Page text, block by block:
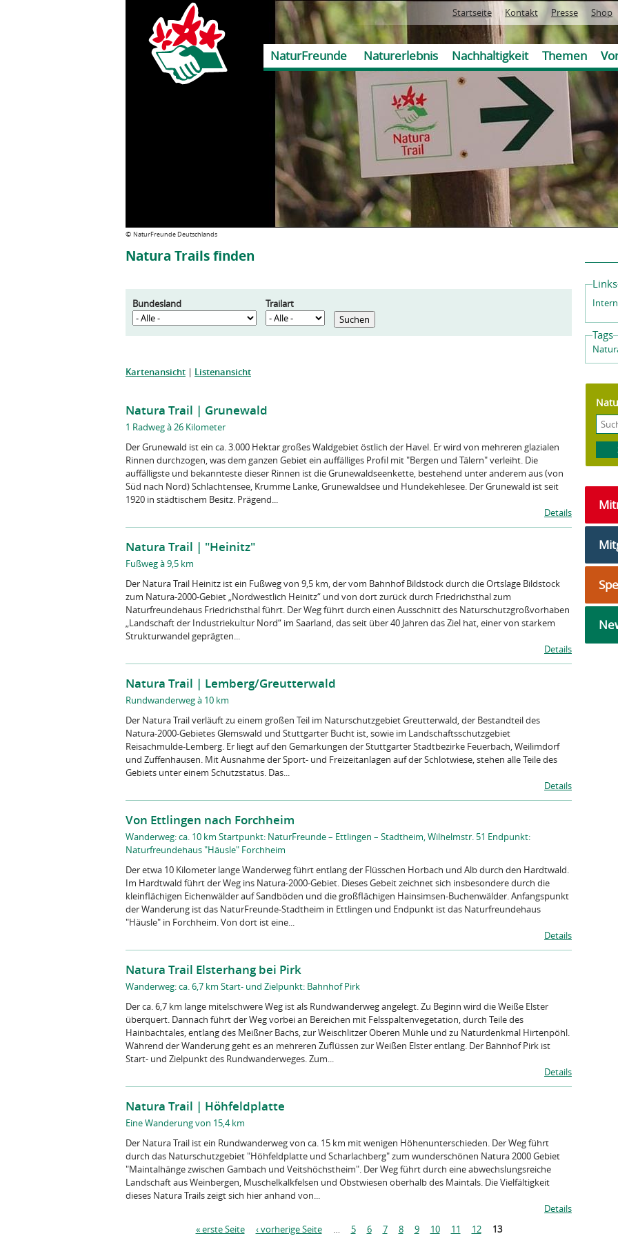
Jump to navigation
© NaturFreunde Deutschlands
Startseite Kontakt Presse Shop
NaturFreunde Naturerlebnis Nachhaltigkeit Themen
Natura Trails finden
Bundesland Trailart
Kartenansicht | Listenansicht
Natura Trail | Grunewald
1 Radweg à 26 Kilometer
Der Grunewald ist ein ca. 3.000 Hektar großes Waldgebiet östlich der Havel. Er wird von mehreren glazialen
Rinnen durchzogen, was dem ganzen Gebiet ein auffälliges Profil mit "Bergen und Tälern" verleiht. Die
auffälligste und bekannteste dieser Rinnen ist die Grunewaldseenkette, bestehend unter anderem aus (von
Süd nach Nord) Schlachtensee, Krumme Lanke, Grunewaldsee und Hundekehlesee. Der Grunewald ist seit
1920 in städtischem Besitz. Prägend...
Details
Natura Trail | "Heinitz"
Fußweg à 9,5 km
Der Natura Trail Heinitz ist ein Fußweg von 9,5 km, der vom Bahnhof Bildstock durch die Ortslage Bildstock
zum Natura-2000-Gebiet „Nordwestlich Heinitz“ und von dort zurück durch Friedrichsthal zum
Naturfreundehaus Friedrichsthal führt. Der Weg führt durch einen Ausschnitt des Naturschutzgroßvorhaben
„Landschaft der Industriekultur Nord“ im Saarland, das seit über 40 Jahren das Ziel hat, einer von starkem
Strukturwandel geprägten...
Details
Natura Trail | Lemberg/Greutterwald
Rundwanderweg à 10 km
Der Natura Trail verläuft zu einem großen Teil im Naturschutzgebiet Greutterwald, der Bestandteil des
Natura-2000-Gebietes Glemswald und Stuttgarter Bucht ist, sowie im Landschaftsschutzgebiet
Reisachmulde-Lemberg. Er liegt auf den Gemarkungen der Stuttgarter Stadtbezirke Feuerbach, Weilimdorf
und Zuffenhausen. Mit Ausnahme der Sport- und Freizeitanlagen auf der Schlotwiese, stehen alle Teile des
Gebiets unter einem Schutzstatus. Das...
Details
Von Ettlingen nach Forchheim
Wanderweg: ca. 10 km Startpunkt: NaturFreunde – Ettlingen – Stadtheim, Wilhelmstr. 51 Endpunkt:
Naturfreundehaus "Häusle" Forchheim
Der etwa 10 Kilometer lange Wanderweg führt entlang der Flüsschen Horbach und Alb durch den Hardtwald.
Im Hardtwald führt der Weg ins Natura-2000-Gebiet. Dieses Gebeit zeichnet sich insbesondere durch die
kleinflächigen Eichenwälder auf Sandböden und die großflächigen Hainsimsen-Buchenwälder. Anfangspunkt
der Wanderung ist das NaturFreunde-Stadtheim in Ettlingen und Endpunkt ist das Naturfreundehaus
"Häusle" in Forchheim. Von dort ist eine...
Details
Natura Trail Elsterhang bei Pirk
Wanderweg: ca. 6,7 km Start- und Zielpunkt: Bahnhof Pirk
Der ca. 6,7 km lange mitelschwere Weg ist als Rundwanderweg angelegt. Zu Beginn wird die Weiße Elster
überquert. Dannach führt der Weg vorbei an Bereichen mit Felsspaltenvegetation, durch Teile des
Hainbachtales, entlang des Meißner Bachs, zur Weischlitzer Oberen Mühle und zu Naturdenkmal Hirtenpöhl.
Während der Wanderung geht es an mehreren Zuflüssen zur Weißen Elster entlang. Der Bahnhof Pirk ist
Start- und Zielpunkt des Rundwanderweges. Zum...
Details
Natura Trail | Höhfeldplatte
Eine Wanderung von 15,4 km
Der Natura Trail ist ein Rundwanderweg von ca. 15 km mit wenigen Höhenunterschieden. Der Weg führt
durch das Naturschutzgebiet "Höhfeldplatte und Scharlachberg" zum wunderschönen Natura 2000 Gebiet
"Maintalhänge zwischen Gambach und Veitshöchstheim". Der Weg führt durch eine abwechslungsreiche
Landschaft aus Weinbergen, Muschelkalkfelsen und Obstwiesen oberhalb des Maintals. Die Vielfältigkeit
dieses Natura Trails zeigt sich hier anhand von...
Details
« erste Seite ‹ vorherige Seite … 5 6 7 8 9 10 11 12 13
Links
Tags